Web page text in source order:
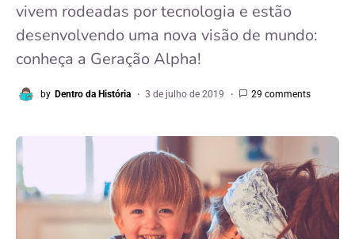
vivem rodeadas por tecnologia e estão
desenvolvendo uma nova visão de mundo:
conheça a Geração Alpha!
by Dentro da História 3 de julho de 2019 29 comments